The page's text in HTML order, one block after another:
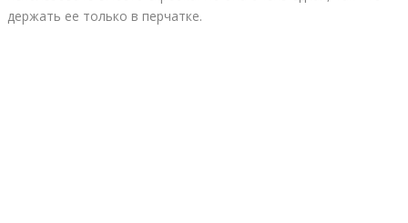
держать ее только в перчатке.